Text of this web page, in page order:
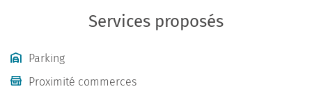
Services proposés
Parking
Proximité commerces